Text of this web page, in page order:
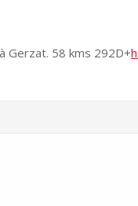
Gerzat. 58 kms 292D+